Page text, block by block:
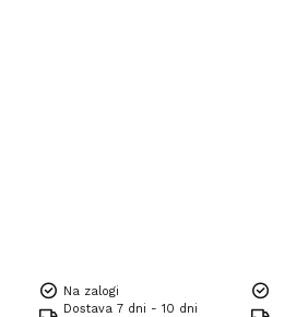
Na zalogi
Dostava 7 dni - 10 dni